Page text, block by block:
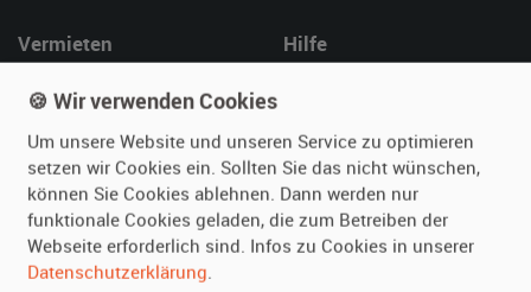
Vermieten
Fotos senden
Fragen für Vermieter
Inserat verwalten
Hilfe
Kontakt
SPECIAL
Berühmte Filmautos –
🍪 Wir verwenden Cookies
Um unsere Website und unseren Service zu optimieren
setzen wir Cookies ein. Sollten Sie das nicht wünschen,
können Sie Cookies ablehnen. Dann werden nur
funktionale Cookies geladen, die zum Betreiben der
Webseite erforderlich sind. Infos zu Cookies in unserer
Datenschutzerklärung.